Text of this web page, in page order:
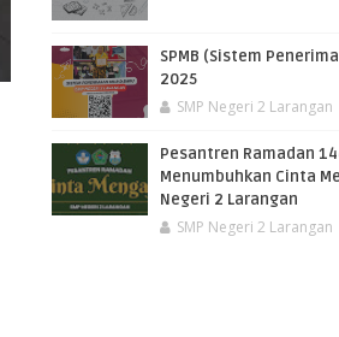
SPMB (Sistem
2025
SMP Negeri 2 Larangan
Pesantren Ramadan
Menumbuhkan Cinta
Negeri 2 Larangan
SMP Negeri 2 Larangan